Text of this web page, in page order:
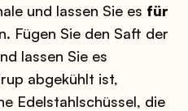
und lassen Sie es für
Fügen Sie den Saft der
lassen Sie es
abgekühlt ist,
Edelstahlschüssel, die